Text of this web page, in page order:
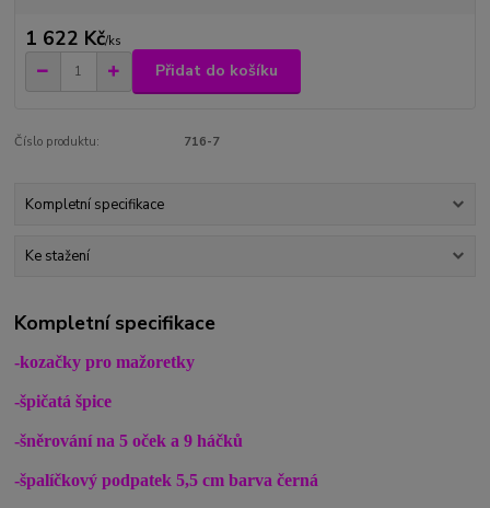
1 622 Kč/ks
Přidat do košíku
Číslo produktu: 716-7
Kompletní specifikace
Ke stažení
Kompletní specifikace
-kozačky pro mažoretky
-špičatá špice
-šněrování na 5 oček a 9 háčků
-špalíčkový podpatek 5,5 cm barva černá